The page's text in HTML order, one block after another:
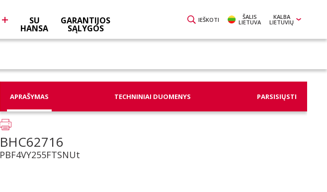
IEŠKOTI ŠALIS
LIETUVA
KALBA
LIETUVIŲ
SU
HANSA
GARANTIJOS
SĄLYGOS
APRAŠYMAS TECHNINIAI DUOMENYS PARSISIŲSTI
BHC62716
PBF4VY255FTSNUt